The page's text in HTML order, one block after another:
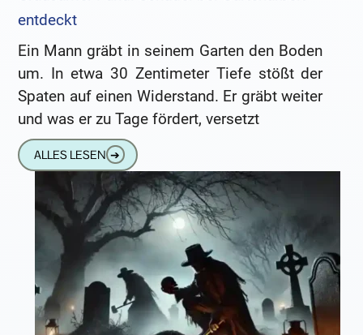
entdeckt
Ein Mann gräbt in seinem Garten den Boden
um. In etwa 30 Zentimeter Tiefe stößt der
Spaten auf einen Widerstand. Er gräbt weiter
und was er zu Tage fördert, versetzt
ALLES LESEN ➔